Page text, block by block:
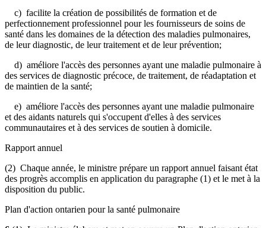
c) facilite la création de possibilités de formation et de
perfectionnement professionnel pour les fournisseurs de soins de
santé dans les domaines de la détection des maladies pulmonaires,
de leur diagnostic, de leur traitement et de leur prévention;
d) améliore l'accès des personnes ayant une maladie pulmonaire à
des services de diagnostic précoce, de traitement, de réadaptation et
de maintien de la santé;
e) améliore l'accès des personnes ayant une maladie pulmonaire
et des aidants naturels qui s'occupent d'elles à des services
communautaires et à des services de soutien à domicile.
Rapport annuel
(2) Chaque année, le ministre prépare un rapport annuel faisant état
des progrès accomplis en application du paragraphe (1) et le met à la
disposition du public.
Plan d'action ontarien pour la santé pulmonaire